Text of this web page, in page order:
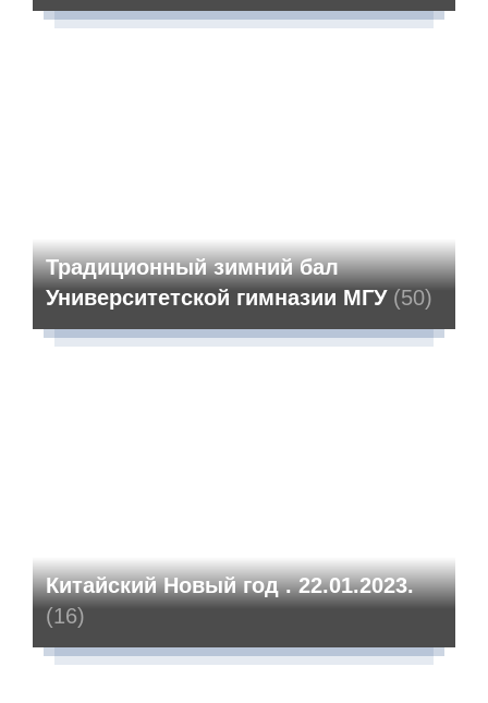
Традиционный зимний бал
Университетской гимназии МГУ (50)
Китайский Новый год . 22.01.2023.
(16)